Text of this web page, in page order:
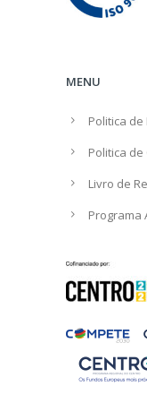
MENU
Politica
Politica de
Livro de
Programa